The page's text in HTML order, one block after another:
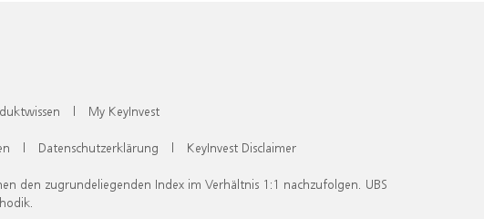
| My KeyInvest
| Datenschutzerklärung | KeyInvest Disclaimer
den zugrundeliegenden Index im Verhältnis 1:1 nachzufolgen. UBS